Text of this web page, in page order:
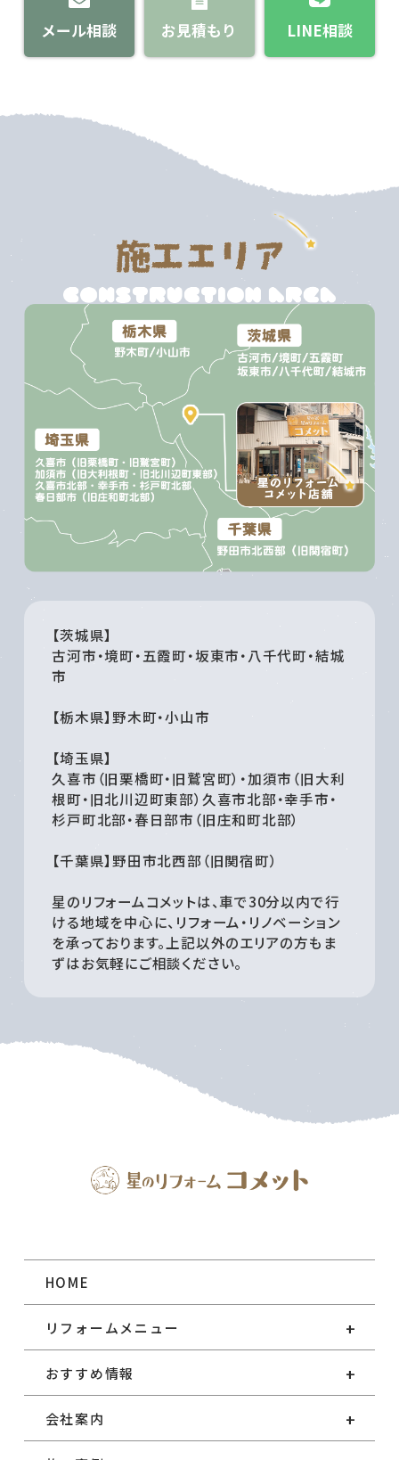
メール相談 お見積もり LINE相談
【茨城県】
古河市・境町・五霞町・坂東市・八千代町・結城
市
【栃木県】野木町・小山市
【埼玉県】
久喜市（旧栗橋町・旧鷲宮町）・加須市（旧大利
根町・旧北川辺町東部）久喜市北部・幸手市・
杉戸町北部・春日部市（旧庄和町北部）
【千葉県】野田市北西部（旧関宿町）
星のリフォームコメットは、車で30分以内で行
ける地域を中心に、リフォーム・リノベーション
を承っております。上記以外のエリアの方もま
ずはお気軽にご相談ください。
HOME
リフォームメニュー
おすすめ情報
会社案内